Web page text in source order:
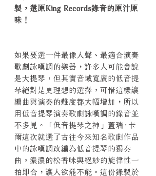
製，還原King Records錄音的原汁原
味！
如果要選一件最像人聲、最適合演奏
歌劇詠嘆調的樂器，許多人可能會說
是大提琴，但其實音域寬廣的低音提
琴絕對是更理想的選擇，可惜這樣讓
編曲與演奏的難度都大幅增加，所以
用低音提琴演奏歌劇詠嘆調的錄音並
不多見。「低音提琴之神」蓋瑞‧卡
爾這次就選了古往今來知名歌劇作品
中的詠嘆調改編為低音提琴的獨奏
曲，濃濃的松香味與絕妙的旋律性一
拍即合，讓人欲罷不能。這份錄製於